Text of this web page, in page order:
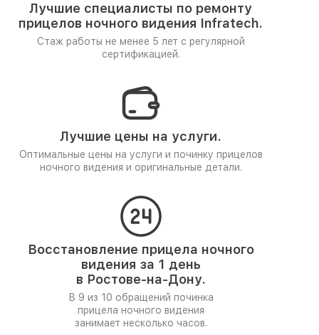
Лучшие специалисты по ремонту
прицелов ночного видения Infratech.
Стаж работы не менее 5 лет с регулярной
сертификацией.
Лучшие цены на услуги.
Оптимальные цены на услуги и починку прицелов
ночного видения и оригинальные детали.
Восстановление прицела ночного
видения за 1 день
в Ростове-на-Дону.
В 9 из 10 обращений починка
прицела ночного видения
занимает несколько часов.